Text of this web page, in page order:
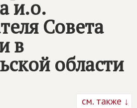
и.о.
Совета
в
области
см. также ↓